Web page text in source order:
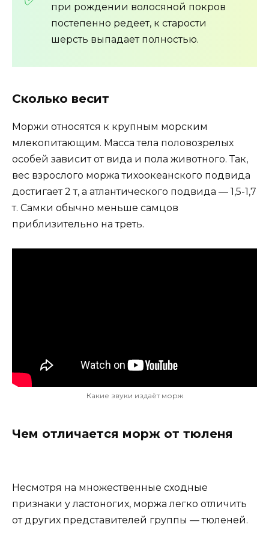
при рождении волосяной покров
постепенно редеет, к старости
шерсть выпадает полностью.
Сколько весит
Моржи относятся к крупным морским
млекопитающим. Масса тела половозрелых
особей зависит от вида и пола животного. Так,
вес взрослого моржа тихоокеанского подвида
достигает 2 т, а атлантического подвида — 1,5-1,7
т. Самки обычно меньше самцов
приблизительно на треть.
Какие звуки издаёт морж
Чем отличается морж от тюленя
Несмотря на множественные сходные
признаки у ластоногих, моржа легко отличить
от других представителей группы — тюленей.